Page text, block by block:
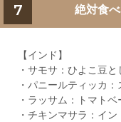
7 絶対食
【インド】
・サモサ：ひよこ豆
・パニールティッカ：
・ラッサム：トマトベ
・チキンマサラ：イン